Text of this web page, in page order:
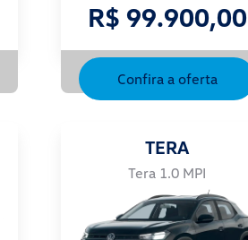
R$ 99.900,00
Confira a oferta
TERA
Tera 1.0 MPI